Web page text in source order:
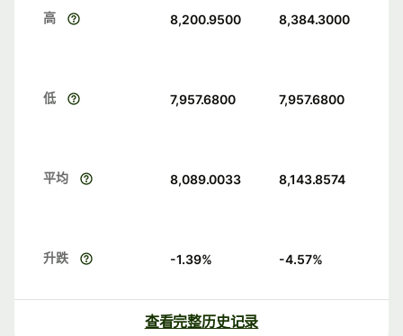
高 8,200.9500 8,384.3000
低 7,957.6800 7,957.6800
平均 8,089.0033 8,143.8574
升跌 -1.39% -4.57%
查看完整历史记录